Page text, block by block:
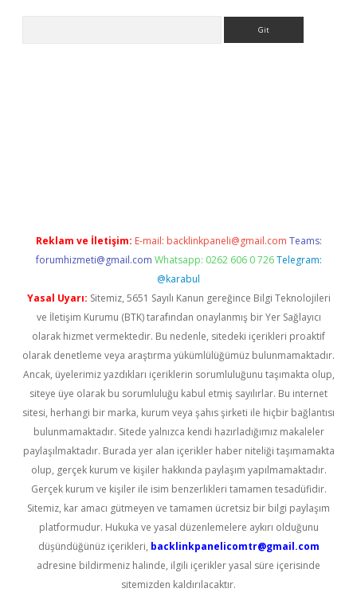
Reklam ve İletişim: E-mail: backlinkpaneli@gmail.com Teams:
forumhizmeti@gmail.com Whatsapp: 0262 606 0 726 Telegram:
@karabul
Yasal Uyarı: Sitemiz, 5651 Sayılı Kanun gereğince Bilgi Teknolojileri
ve İletişim Kurumu (BTK) tarafından onaylanmış bir Yer Sağlayıcı
olarak hizmet vermektedir. Bu nedenle, sitedeki içerikleri proaktif
olarak denetleme veya araştırma yükümlülüğümüz bulunmamaktadır.
Ancak, üyelerimiz yazdıkları içeriklerin sorumluluğunu taşımakta olup,
siteye üye olarak bu sorumluluğu kabul etmiş sayılırlar. Bu internet
sitesi, herhangi bir marka, kurum veya şahıs şirketi ile hiçbir bağlantısı
bulunmamaktadır. Sitede yalnızca kendi hazırladığımız makaleler
paylaşılmaktadır. Burada yer alan içerikler haber niteliği taşımamakta
olup, gerçek kurum ve kişiler hakkında paylaşım yapılmamaktadır.
Gerçek kurum ve kişiler ile isim benzerlikleri tamamen tesadüfidir.
Sitemiz, kar amacı gütmeyen ve tamamen ücretsiz bir bilgi paylaşım
platformudur. Hukuka ve yasal düzenlemelere aykırı olduğunu
düşündüğünüz içerikleri, backlinkpanelicomtr@gmail.com
adresine bildirmeniz halinde, ilgili içerikler yasal süre içerisinde
sitemizden kaldırılacaktır.